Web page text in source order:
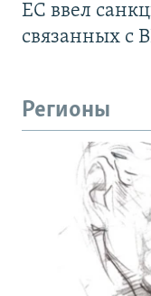
ЕС ввел
связанных с
Регионы